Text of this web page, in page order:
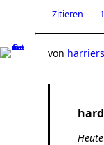
Zitieren
von